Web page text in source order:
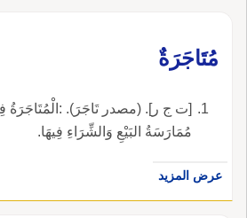
مُتَاجَرَةٌ
[ت ج ر]. (مصدر تَاجَرَ). :الْمُتَاجَرَةُ
مُمَارَسَةُ البَيْعِ وَالشِّرَاءِ فِيهَا.
عرض المزيد